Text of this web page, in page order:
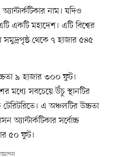
নাম। যদিও
একটি মহাদেশ। এটি বিশ্বের
সমুদ্রপৃষ্ঠ থেকে ৭ হাজার ৫৪৫
৯ হাজার ৩০০ ফুট।
মধ্যে সবচেয়ে উঁচু স্থানটির
টেরিটরিতে। এ অঞ্চলটির উচ্চতা
অ্যান্টার্কটিকার সর্বোচ্চ
৫০ ফুট।